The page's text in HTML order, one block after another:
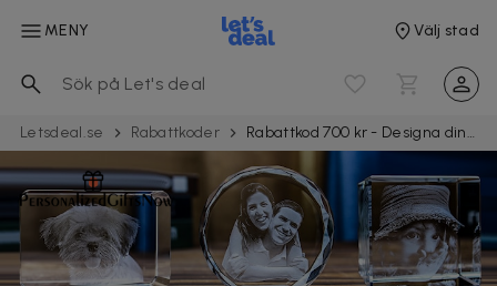
MENY Välj stad
Letsdeal.se Rabattkoder Rabattkod 700 kr - Designa dina egna glas hos Personalized gifts now